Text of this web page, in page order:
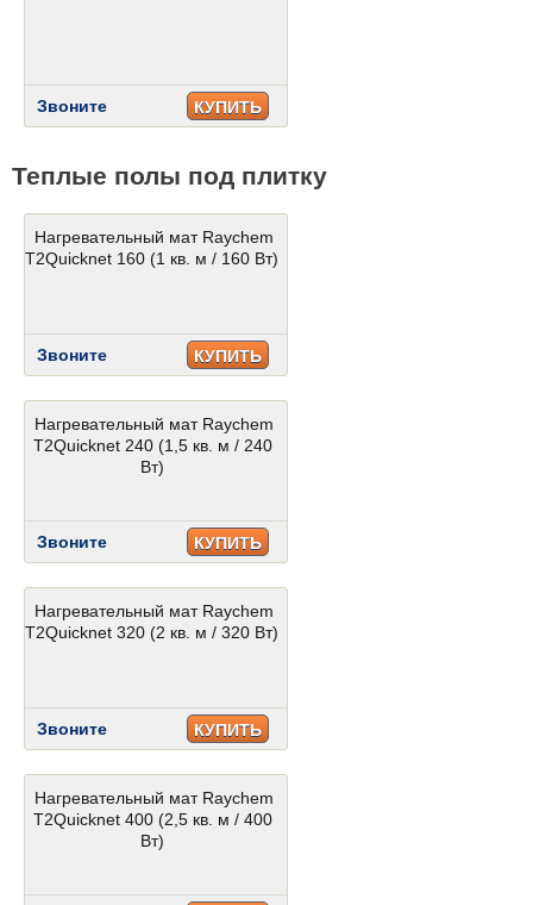
Звоните КУПИТЬ
Теплые полы под плитку
Нагревательный мат Raychem
T2Quicknet 160 (1 кв. м / 160 Вт)
Звоните КУПИТЬ
Нагревательный мат Raychem
T2Quicknet 240 (1,5 кв. м / 240
Вт)
Звоните КУПИТЬ
Нагревательный мат Raychem
T2Quicknet 320 (2 кв. м / 320 Вт)
Звоните КУПИТЬ
Нагревательный мат Raychem
T2Quicknet 400 (2,5 кв. м / 400
Вт)